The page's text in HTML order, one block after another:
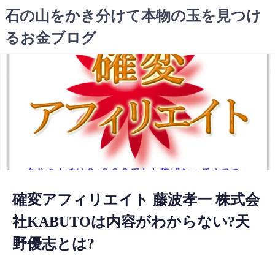
コ
ン
テ
石の山をかき分けて本物の玉を見つけ
るお金ブログ
確変アフィリエイト 藤波孝一 株式会
社KABUTOは内容がわからない?天
野優志とは?